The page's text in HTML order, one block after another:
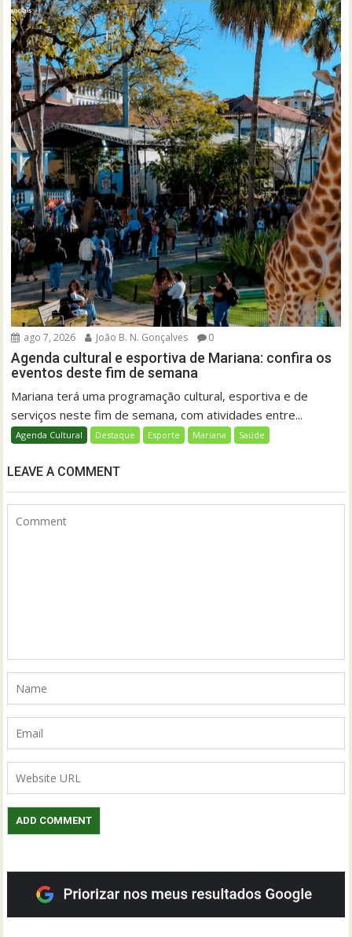
ago 7, 2026 João B. N. Gonçalves 0
Agenda cultural e esportiva de Mariana: confira os
eventos deste fim de semana
Mariana terá uma programação cultural, esportiva e de
serviços neste fim de semana, com atividades entre...
Agenda Cultural Destaque Esporte Mariana Saúde
LEAVE A COMMENT